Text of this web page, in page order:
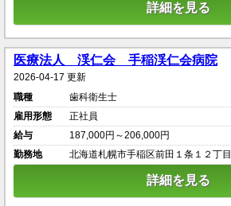
詳細を見る
医療法人 渓仁会 手稲渓仁会病院
2026-04-17 更新
職種
歯科衛生士
雇用形態
正社員
給与
187,000円～206,000円
勤務地
北海道札幌市手稲区前田１条１２丁
詳細を見る